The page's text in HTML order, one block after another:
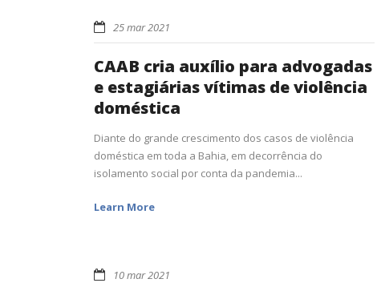
25 mar 2021
CAAB cria auxílio para advogadas
e estagiárias vítimas de violência
doméstica
Diante do grande crescimento dos casos de violência
doméstica em toda a Bahia, em decorrência do
isolamento social por conta da pandemia...
Learn More
10 mar 2021